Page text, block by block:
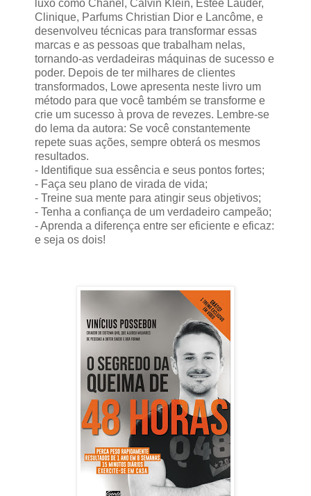
luxo como Chanel, Calvin Klein, Estée Lauder,
Clinique, Parfums Christian Dior e Lancôme, e
desenvolveu técnicas para transformar essas
marcas e as pessoas que trabalham nelas,
tornando-as verdadeiras máquinas de sucesso e
poder. Depois de ter milhares de clientes
transformados, Lowe apresenta neste livro um
método para que você também se transforme e
crie um sucesso à prova de revezes. Lembre-se
do lema da autora: Se você constantemente
repete suas ações, sempre obterá os mesmos
resultados.
- Identifique sua essência e seus pontos fortes;
- Faça seu plano de virada de vida;
- Treine sua mente para atingir seus objetivos;
- Tenha a confiança de um verdadeiro campeão;
- Aprenda a diferença entre ser eficiente e eficaz:
e seja os dois!